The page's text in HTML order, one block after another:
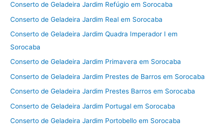
Conserto de Geladeira Jardim Refúgio em Sorocaba
Conserto de Geladeira Jardim Real em Sorocaba
Conserto de Geladeira Jardim Quadra Imperador I em
Sorocaba
Conserto de Geladeira Jardim Primavera em Sorocaba
Conserto de Geladeira Jardim Prestes de Barros em Sorocaba
Conserto de Geladeira Jardim Prestes Barros em Sorocaba
Conserto de Geladeira Jardim Portugal em Sorocaba
Conserto de Geladeira Jardim Portobello em Sorocaba